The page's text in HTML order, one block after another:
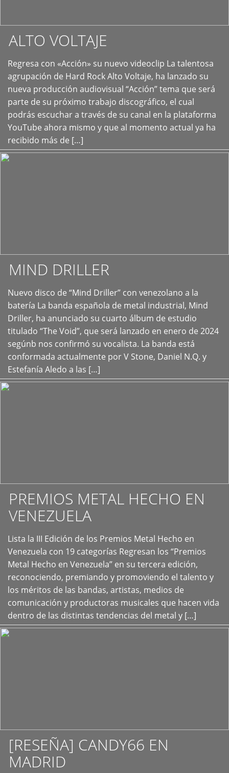
ALTO VOLTAJE
Regresa con «Acción» su nuevo videoclip La talentosa
agrupación de Hard Rock Alto Voltaje, ha lanzado su
nueva producción audiovisual “Acción” tema que será
parte de su próximo trabajo discográfico, el cual
podrás escuchar a través de su canal en la plataforma
YouTube ahora mismo y que al momento actual ya ha
recibido más de […]
+
MIND DRILLER
Nuevo disco de “Mind Driller” con venezolano a la
batería La banda española de metal industrial, Mind
Driller, ha anunciado su cuarto álbum de estudio
titulado “The Void”, que será lanzado en enero de 2024
segúnb nos confirmó su vocalista. La banda está
conformada actualmente por V Stone, Daniel N.Q. y
Estefanía Aledo a las […]
+
PREMIOS METAL HECHO EN
VENEZUELA
Lista la III Edición de los Premios Metal Hecho en
Venezuela con 19 categorías Regresan los “Premios
Metal Hecho en Venezuela” en su tercera edición,
reconociendo, premiando y promoviendo el talento y
los méritos de las bandas, artistas, medios de
comunicación y productoras musicales que hacen vida
dentro de las distintas tendencias del metal y […]
+
[RESEÑA] CANDY66 EN
MADRID